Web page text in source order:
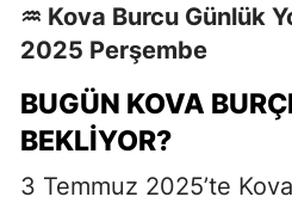
♒ Kova Burcu Günlük
2025 Perşembe
BUGÜN KOVA
BEKLIYOR?
3 Temmuz 2025’te